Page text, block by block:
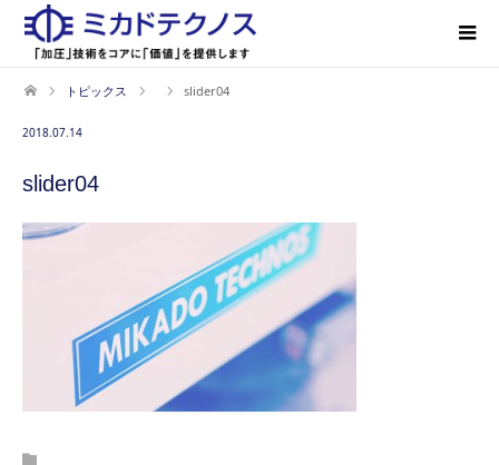
トピックス slider04
2018.07.14
slider04